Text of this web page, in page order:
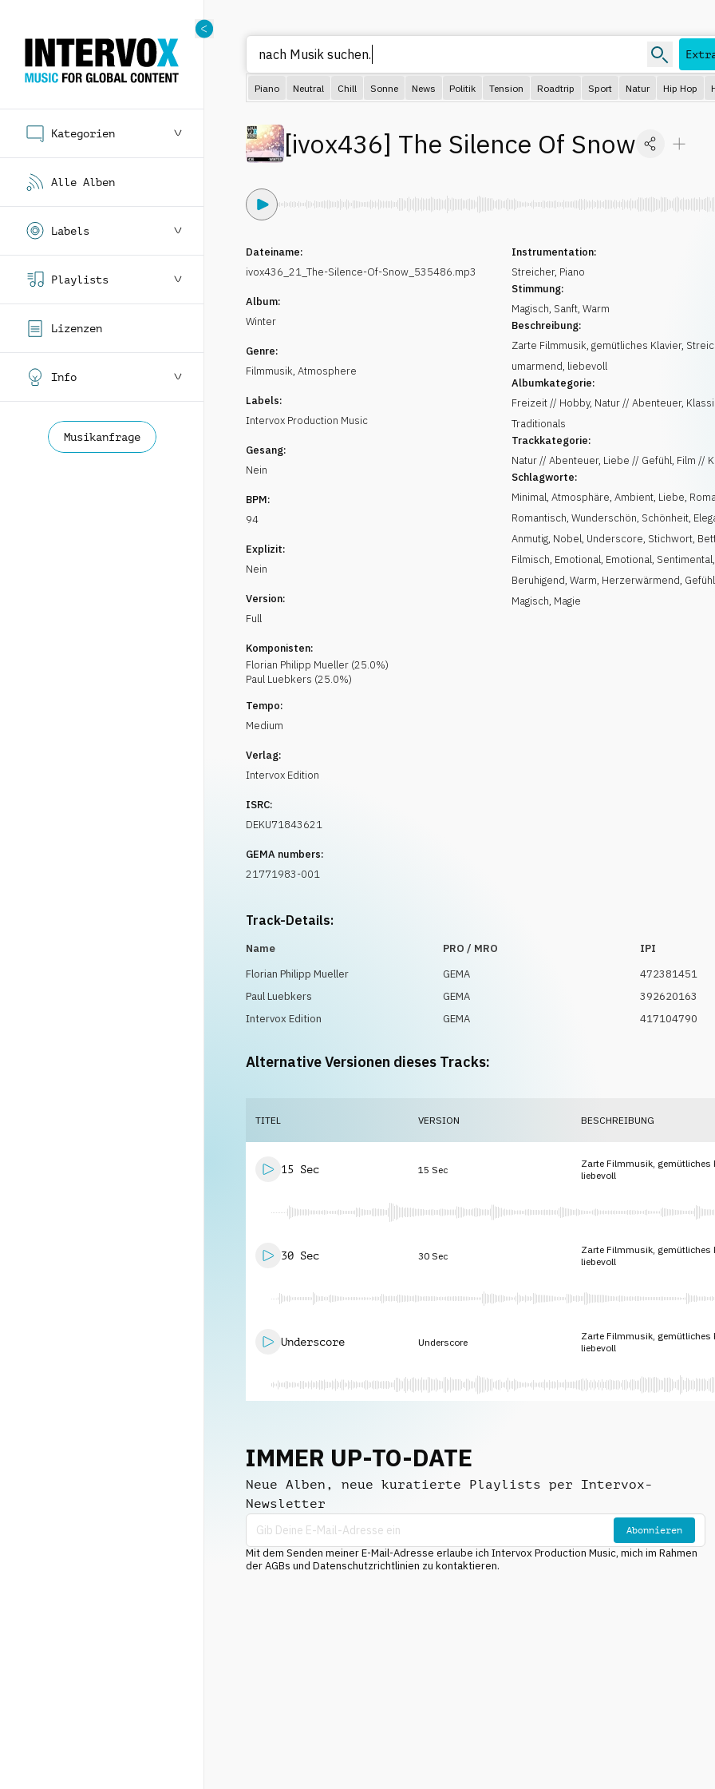
Kategorien
Alle Alben
Labels
Playlists
Lizenzen
Info
Musikanfrage
nach Mus
Piano Neutral Chill Sonne News Politik Tension Roadtrip Sport Natur Hip Hop
[ivox436] The Silence Of Snow
Dateiname:
ivox436_21_The-Silence-Of-Snow_535486.mp3
Album:
Winter
Genre:
Filmmusik, Atmosphere
Labels:
Intervox Production Music
Gesang:
Nein
BPM:
94
Explizit:
Nein
Version:
Full
Komponisten:
Florian Philipp Mueller (25.0%)
Paul Luebkers (25.0%)
Tempo:
Medium
Verlag:
Intervox Edition
ISRC:
DEKU71843621
GEMA numbers:
21771983-001
Instrumentation:
Streicher, Piano
Stimmung:
Magisch, Sanft,Warm
Beschreibung:
Zarte Filmmusik, gemütliches Klavier,
umarmend, liebevoll
Albumkategorie:
Freizeit // Hobby, Natur // Abenteuer,
Traditionals
Trackkategorie:
Natur // Abenteuer, Liebe // Gefühl, Film //
Schlagworte:
Minimal,Atmosphäre,Ambient, Liebe,
Romantisch,Wunderschön, Schönheit,
Anmutig, Nobel, Underscore, Stichwort,
Filmisch, Emotional, Emotional, Sentimental,
Beruhigend,Warm, Herzerwärmend, Gefühl
Magisch, Magie
Track-Details:
Name PRO / MRO
IPI
Florian Philipp Mueller
GEMA
472381451
Paul Luebkers
GEMA
392620163
Intervox Edition
GEMA 417104790
Alternative Versionen dieses Tracks:
TITEL VERSION BESCHREIBUNG
15 Sec 15 Sec
Zarte Filmmusik, gemütliches
liebevoll
30 Sec 30 Sec
Zarte Filmmusik, gemütliches
liebevoll
Underscore Underscore
Zarte Filmmusik, gemütliches
liebevoll
IMMER UP-TO-DATE
Neue Alben, neue kuratierte Playlists per Intervox-
Newsletter
Abonnieren
Mit dem Senden meiner E-Mail-Adresse erlaube ich Intervox Production Music, mich im Rahmen
der AGBs und Datenschutzrichtlinien zu kontaktieren.